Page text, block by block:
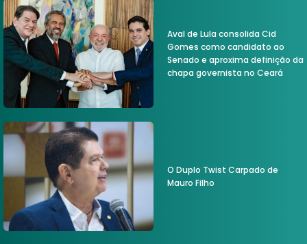
Aval de Lula consolida Cid
Gomes como candidato ao
Senado e aproxima definição da
chapa governista no Ceará
O Duplo Twist Carpado de
Mauro Filho